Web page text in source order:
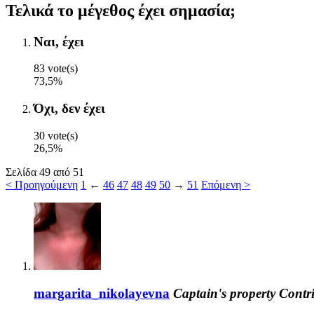
Τελικά το μέγεθος έχει σημασία;
Ναι, έχει
83 vote(s)
73,5%
Όχι, δεν έχει
30 vote(s)
26,5%
Σελίδα 49 από 51
< Προηγούμενη 1 ← 46 47 48 49 50 → 51 Επόμενη >
margarita_nikolayevna Captain's property